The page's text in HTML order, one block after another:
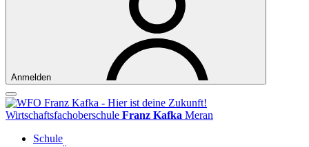
Anmelden
Wirtschaftsfachoberschule Franz Kafka Meran
Schule